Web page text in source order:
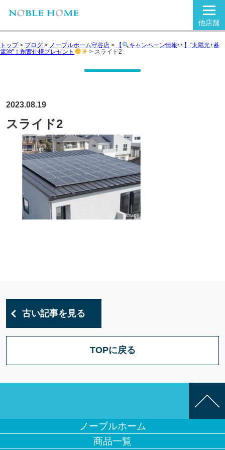
他店舗
トップ> ブログ > ノーブルホーム守谷店 > 【 キャンペーン情報
】”太陽光+蓄
電池”！創蓄仕様プレゼント
> スライド2
2023.08.19
スライド2
古い記事を見る
TOPに戻る
ノーブルホーム
商品一覧